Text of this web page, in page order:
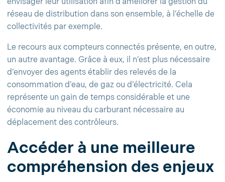
réseau de distribution dans son ensemble, à l’échelle de
collectivités par exemple.
Le recours aux compteurs connectés présente, en outre,
un autre avantage. Grâce à eux, il n’est plus nécessaire
d’envoyer des agents établir des relevés de la
consommation d’eau, de gaz ou d’électricité. Cela
représente un gain de temps considérable et une
économie au niveau du carburant nécessaire au
déplacement des contrôleurs.
Accéder à une meilleure
compréhension des enjeux